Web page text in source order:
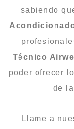
sabiendo
Técnico
poder ofrecer
de
Llame a